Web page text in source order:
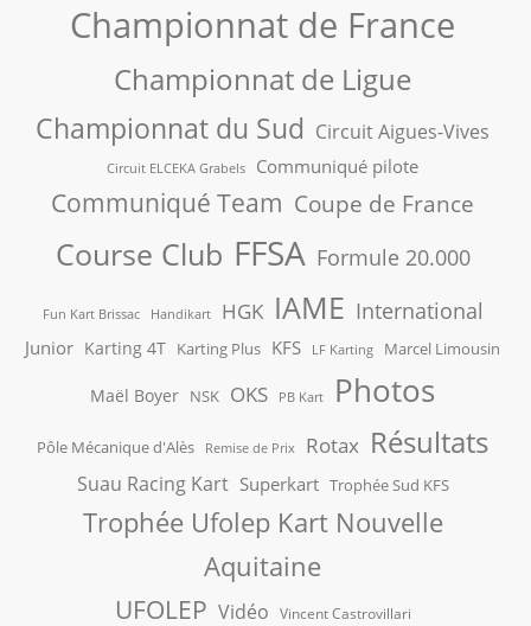
Championnat de France
Championnat de Ligue
Championnat du Sud Circuit Aigues-Vives
Circuit ELCEKA Grabels Communiqué pilote
Communiqué Team Coupe de France
Course Club FFSA Formule 20.000
Fun Kart Brissac Handikart HGK IAME International
Junior Karting 4T Karting Plus KFS LF Karting Marcel Limousin
Maël Boyer NSK OKS PB Kart Photos
Pôle Mécanique d'Alès Remise de Prix Rotax Résultats
Suau Racing Kart Superkart Trophée Sud KFS
Trophée Ufolep Kart Nouvelle
Aquitaine
UFOLEP Vidéo Vincent Castrovillari